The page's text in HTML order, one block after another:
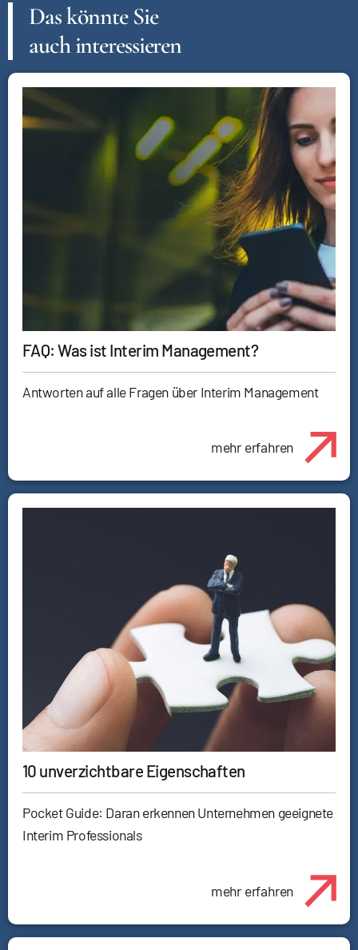
Das könnte Sie
auch interessieren
FAQ: Was ist Interim Management?
Antworten auf alle Fragen über Interim Management
mehr erfahren
10 unverzichtbare Eigenschaften
Pocket Guide: Daran erkennen Unternehmen geeignete
Interim Professionals
mehr erfahren